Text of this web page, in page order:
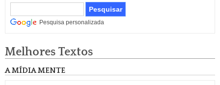
Pesquisa personalizada
Melhores Textos
A MÍDIA MENTE